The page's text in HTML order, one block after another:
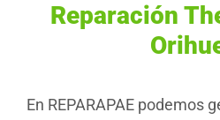
Reparación
En REPARAPAE podemos